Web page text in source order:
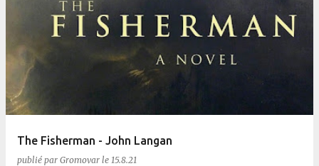
The Fisherman - John Langan
publié par Gromovar le 15.8.21